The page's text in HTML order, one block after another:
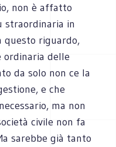
non è affatto
straordinaria in
questo riguardo,
ordinaria delle
da solo non ce la
e che
ma non
civile non fa
sarebbe già tanto